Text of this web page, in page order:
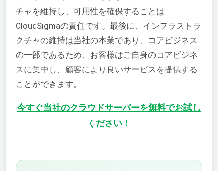
チャを維持し、可用性を確保することは
CloudSigmaの責任です。最後に、インフラストラ
クチャの維持は当社の本業であり、コアビジネス
の一部であるため、お客様はご自身のコアビジネ
スに集中し、顧客により良いサービスを提供する
ことができます。
今すぐ当社のクラウドサーバーを無料でお試し
ください！